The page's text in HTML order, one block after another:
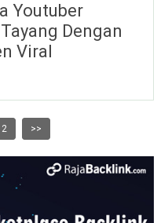
Youtuber
Dengan
Viral
2 >>